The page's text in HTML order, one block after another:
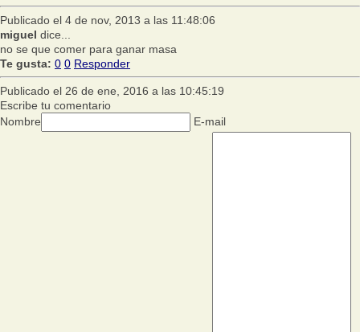
Publicado el 4 de nov, 2013 a las 11:48:06
miguel dice...
no se que comer para ganar masa
Te gusta: 0 0 Responder
Publicado el 26 de ene, 2016 a las 10:45:19
Escribe tu comentario
Nombre
E-mail